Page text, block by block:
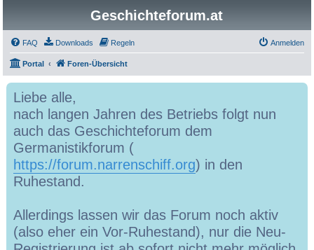
Geschichteforum.at
FAQ Downloads Regeln Anmelden
Portal Foren-Übersicht
Liebe alle,
nach langen Jahren des Betriebs folgt nun
auch das Geschichteforum dem
Germanistikforum (
https://forum.narrenschiff.org) in den
Ruhestand.
Allerdings lassen wir das Forum noch aktiv
(also eher ein Vor-Ruhestand), nur die Neu-